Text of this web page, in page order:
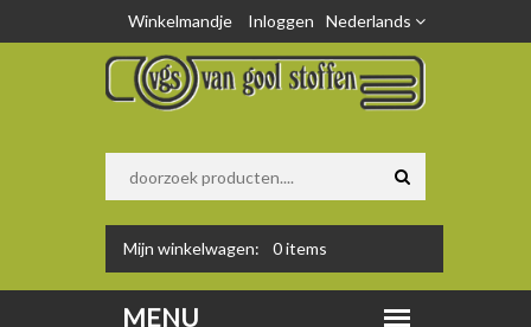
Nederlands
Winkelmandje Inloggen
Mijn winkelwagen: 0items